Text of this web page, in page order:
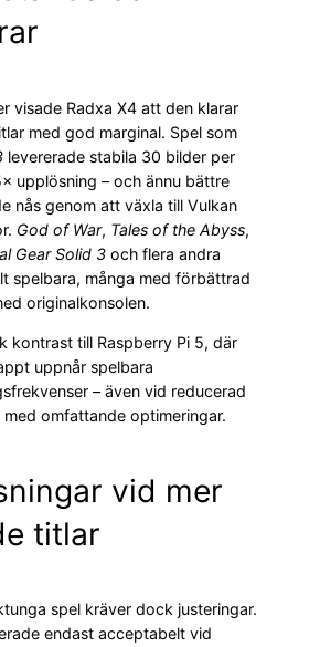
visade Radxa X4 att den klarar
med god marginal. Spel som
levererade stabila 30 bilder per
upplösning – och ännu bättre
nås genom att växla till Vulkan
God of War, Tales of the Abyss,
Gear Solid 3 och flera andra
spelbara, många med förbättrad
originalkonsolen.
kontrast till Raspberry Pi 5, där
uppnår spelbara
– även vid reducerad
omfattande optimeringar.
vid mer
titlar
spel kräver dock justeringar.
endast acceptabelt vid